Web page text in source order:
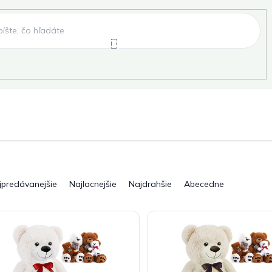
Záhradné grily a ohniská
Pre deti Novinky
Najlacnejšie Najdrahšie Abecedne